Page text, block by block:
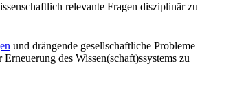
relevante Fragen disziplinär zu
und drängende gesellschaftliche Probleme
des Wissen(schaft)s­systems zu